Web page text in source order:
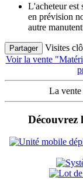
L'acheteur est
en prévision
autre
Partager Visites
Voir la vente
La vente
Découvrez